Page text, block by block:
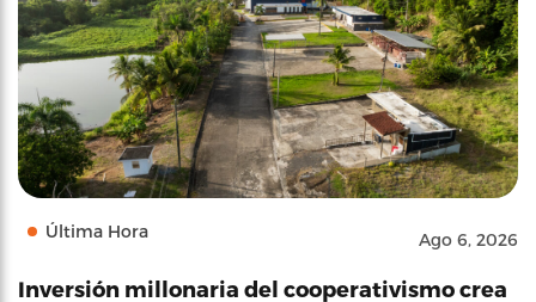
Última Hora Ago 6, 2026
Inversión millonaria del cooperativismo crea